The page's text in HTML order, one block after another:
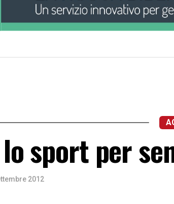
sport per
2012